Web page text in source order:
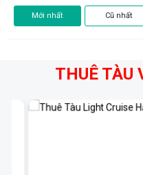
Mới nhất Cũ nhất
THUÊ TÀU